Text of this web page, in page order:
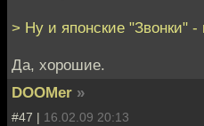
> Ну и японские "Звонки"
Да, хорошие.
DOOMer »
#47 | 16.02.09 20:13